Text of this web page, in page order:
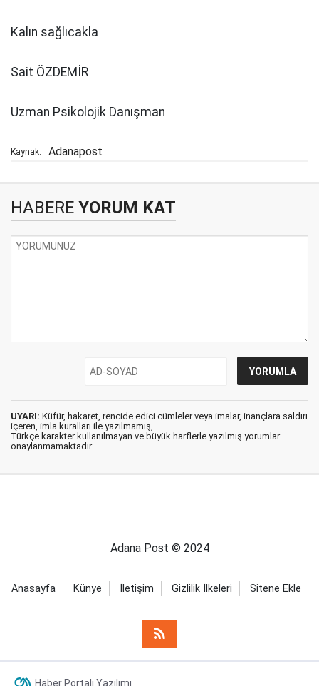
Kalın sağlıcakla
Sait ÖZDEMİR
Uzman Psikolojik Danışman
Kaynak: Adanapost
HABERE YORUM KAT
UYARI: Küfür, hakaret, rencide edici cümleler veya imalar, inançlara saldırı
içeren, imla kuralları ile yazılmamış,
Türkçe karakter kullanılmayan ve büyük harflerle yazılmış yorumlar
onaylanmamaktadır.
Adana Post © 2024
Anasayfa Künye İletişim Gizlilik İlkeleri Sitene Ekle
Haber Portalı Yazılımı